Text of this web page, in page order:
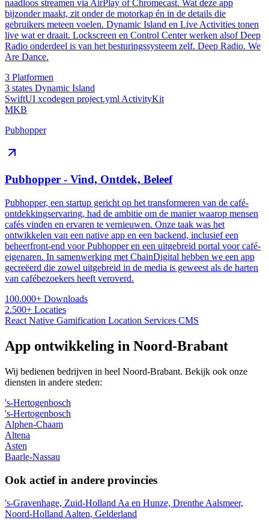
naadloos streamen via AirPlay of Chromecast. Wat deze app
bijzonder maakt, zit onder de motorkap én in de details die
gebruikers meteen voelen. Dynamic Island en Live Activities tonen
live wat er draait. Lockscreen en Control Center werken alsof Deep
Radio onderdeel is van het besturingssysteem zelf. Deep Radio. We
Are Dance.
3 Platformen
3 states Dynamic Island
SwiftUI xcodegen project.yml ActivityKit
MKB
Pubhopper
Pubhopper - Vind, Ontdek, Beleef
Pubhopper, een startup gericht op het transformeren van de café-
ontdekkingservaring, had de ambitie om de manier waarop mensen
cafés vinden en ervaren te vernieuwen. Onze taak was het
ontwikkelen van een native app en een backend, inclusief een
beheerfront-end voor Pubhopper en een uitgebreid portal voor café-
eigenaren. In samenwerking met ChainDigital hebben we een app
gecreëerd die zowel uitgebreid in de media is geweest als de harten
van cafébezoekers heeft veroverd.
100.000+ Downloads
2.500+ Locaties
React Native Gamification Location Services CMS
App ontwikkeling in Noord-Brabant
Wij bedienen bedrijven in heel Noord-Brabant. Bekijk ook onze
diensten in andere steden:
's-Hertogenbosch
's-Hertogenbosch
Alphen-Chaam
Altena
Asten
Baarle-Nassau
Ook actief in andere provincies
's-Gravenhage, Zuid-Holland Aa en Hunze, Drenthe Aalsmeer,
Noord-Holland Aalten, Gelderland